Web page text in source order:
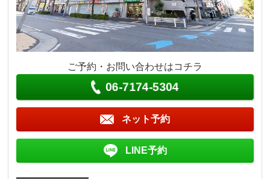
ご予約・お問い合わせはコチラ
06-7174-5304
ネット予約
LINE予約